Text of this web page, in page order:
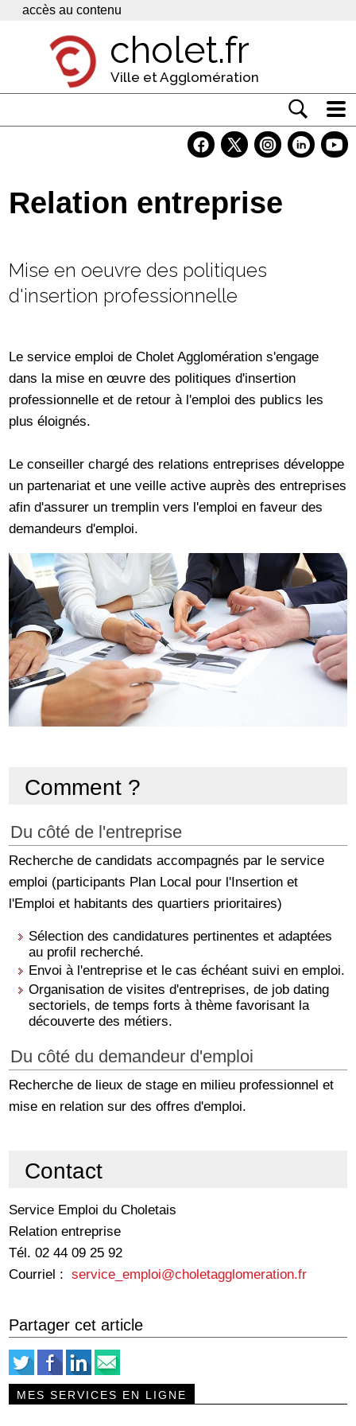
Panneau de gestion des cookies
accès au contenu
cholet.fr
Ville et Agglomération
Economie
Contacts
Relation entreprise
Mise en oeuvre des politiques
d'insertion professionnelle
Le service emploi de Cholet Agglomération s'engage
dans la mise en œuvre des politiques d'insertion
professionnelle et de retour à l'emploi des publics les
plus éloignés.
Le conseiller chargé des relations entreprises développe
un partenariat et une veille active auprès des entreprises
afin d'assurer un tremplin vers l'emploi en faveur des
demandeurs d'emploi.
Comment ?
Du côté de l'entreprise
Recherche de candidats accompagnés par le service
emploi (participants Plan Local pour l'Insertion et
l'Emploi et habitants des quartiers prioritaires)
Sélection des candidatures pertinentes et adaptées
au profil recherché.
Envoi à l'entreprise et le cas échéant suivi en emploi.
Organisation de visites d'entreprises, de job dating
sectoriels, de temps forts à thème favorisant la
découverte des métiers.
Du côté du demandeur d'emploi
Recherche de lieux de stage en milieu professionnel et
mise en relation sur des offres d'emploi.
Contact
Service Emploi du Choletais
Relation entreprise
Tél. 02 44 09 25 92
Courriel :service_emploi@choletagglomeration.fr
Partager cet article
MES SERVICES EN LIGNE